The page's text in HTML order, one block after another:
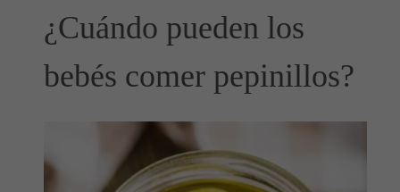
¿Cuándo pueden los
bebés comer pepinillos?